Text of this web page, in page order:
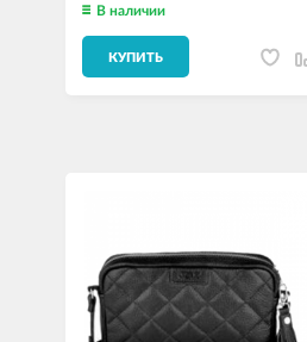
В наличии
КУПИТЬ